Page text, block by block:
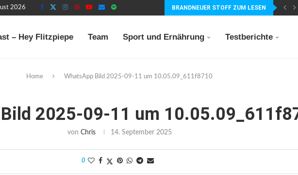
2026 BRANDNEUER STOFF ZUM LESEN
– Hey Flitzpiepe Team Sport und Ernährung Testberichte
Home WhatsApp Bild 2025-09-11 um 10.05.09_611f8710
2025-09-11 um
von Chris 14. September 2025
0